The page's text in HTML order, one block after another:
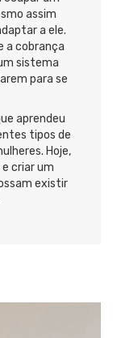
assim
a ele.
a cobrança
sistema
para se
aprendeu
tipos de
Hoje,
criar um
existir